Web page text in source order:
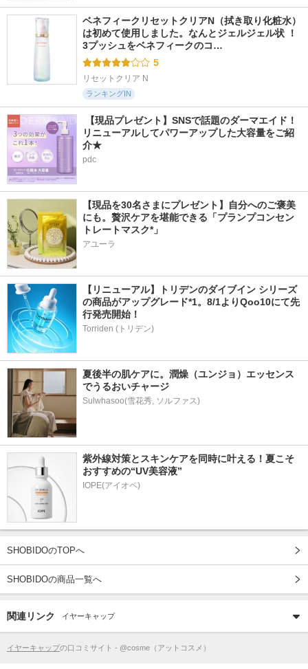
ベネフィークリセットクリアN（拭き取り化粧水）
は初めて使用しました。なんとジェルジェル状 ！
3プッシュをベネフィークのコ…
5
リセットクリア N
ランキングIN
【現品プレゼント】SNSで話題のダーマエイド！
リニューアルしてパワーアップした大容量をご紹
介★
pdc
【現品を30名さまにプレゼント】自分へのご褒美
にも。贅沢ケアを堪能できる「プランプコンセン
トレートマスク*」
アユーラ
【リニューアル】トリデンのダイブイン シリーズ
の商品がアップグレード*1。8/1よりQoo10にて先
行発売開始！
Torriden (トリデン)
夏後半の肌ケアに。潤燥（ユンジョ）エッセンス
でうるおいチャージ
Sulwhasoo(雪花秀, ソルファス)
紫外線対策とスキンケアを同時に叶える！夏こそ
おすすめの“UV美容液”
IOPE(アイオペ)
SHOBIDOのTOPへ
SHOBIDOの商品一覧へ
関連リンク イヤーキャップ
イヤーキャップの口コミサイト - @cosme（アットコスメ）